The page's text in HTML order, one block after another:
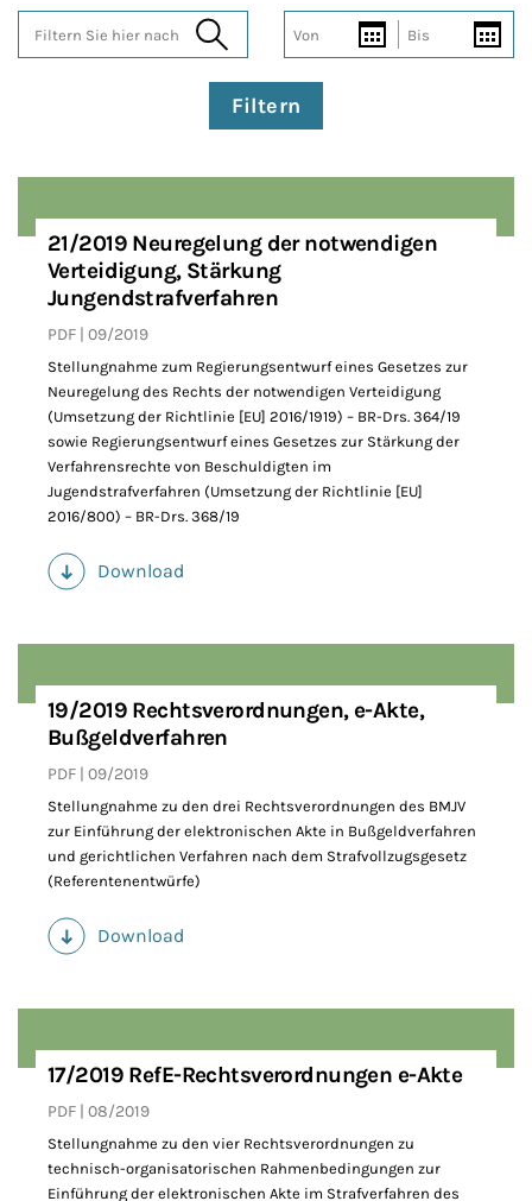
Filtern Sie hier nach Von Bis
Filtern
21/2019 Neuregelung der notwendigen
Verteidigung, Stärkung
Jungendstrafverfahren
PDF 09/2019
Stellungnahme zum Regierungsentwurf eines Gesetzes zur
Neuregelung des Rechts der notwendigen Verteidigung
(Umsetzung der Richtlinie [EU] 2016/1919) – BR-Drs. 364/19
sowie Regierungsentwurf eines Gesetzes zur Stärkung der
Verfahrensrechte von Beschuldigten im
Jugendstrafverfahren (Umsetzung der Richtlinie [EU]
2016/800) – BR-Drs. 368/19
Download
(PDF)
19/2019 Rechtsverordnungen, e-Akte,
Bußgeldverfahren
PDF 09/2019
Stellungnahme zu den drei Rechtsverordnungen des BMJV
zur Einführung der elektronischen Akte in Bußgeldverfahren
und gerichtlichen Verfahren nach dem Strafvollzugsgesetz
(Referentenentwürfe)
Download
(PDF)
17/2019 RefE-Rechtsverordnungen e-Akte
PDF 08/2019
Stellungnahme zu den vier Rechtsverordnungen zu
technisch-organisatorischen Rahmenbedingungen zur
Einführung der elektronischen Akte im Strafverfahren des